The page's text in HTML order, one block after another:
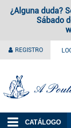
¿Alguna duda?
Sábado
REGISTRO
CATÁLOGO